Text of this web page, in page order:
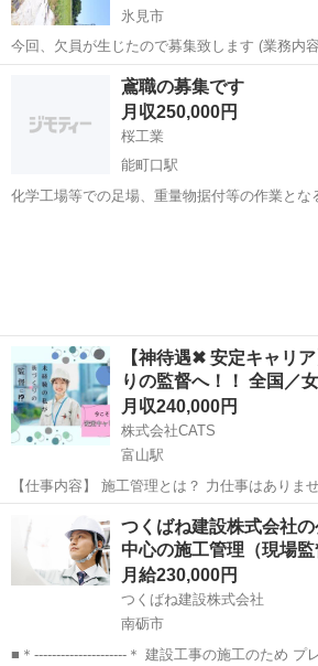
氷見市
今回、欠員が生じたので募集致します (業務内容) 土工 (作業内容) 4tダ
ンプ運転、土工手元作業 (勤務地) 石川県珠洲市 (給与) 17000円、週払
可、朝、夕飯付き (雇用形態)アルバイト、
氷見市 その他 業務委託
鳶職の募集です
月収250,000円
桜工業
能町口駅
化学工場等での足場、重量物据付等の作業とな
【神待遇✖ 安定キャリ
りの監督へ！！ 全国／
月収240,000円
株式会社CATS
富山駅
【仕事内容】 施工管理とは？ 力仕事はありま
に、工事を「ちゃんと・安全に・予定どおり」
お仕事です。 ［実際のお仕事内容］ ⚫ 予定を立てる →今日はどこか
ら工事する...
富山駅 施工管理 未
つくばね建設株式会社
中心の施工管理（現場監
月給230,000円
つくばね建設株式会社
南砺市
■＊---------------------＊ 建設工事の施工のため プレイングマネージャー！